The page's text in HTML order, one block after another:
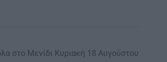
στο Μενίδι Κυριακή 18 Αυγούστου